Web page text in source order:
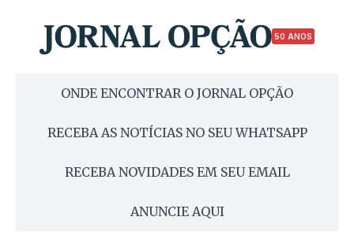
50 ANOS
ONDE ENCONTRAR O JORNAL OPÇÃO
RECEBA AS NOTÍCIAS NO SEU WHATSAPP
RECEBA NOVIDADES EM SEU EMAIL
ANUNCIE AQUI